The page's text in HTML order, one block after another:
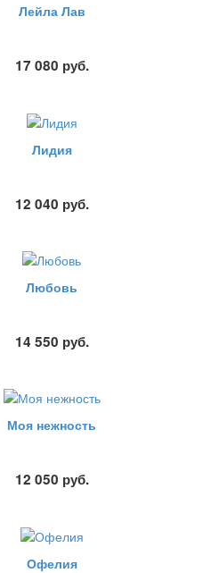
Лейла Лав
17 080 руб.
Лидия
12 040 руб.
Любовь
14 550 руб.
Моя нежность
12 050 руб.
Офелия